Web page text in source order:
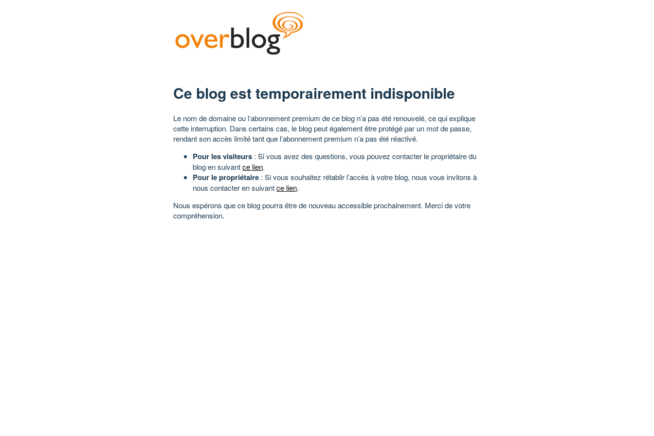
Ce blog est temporairement indisponible
Le nom de domaine ou l’abonnement premium de ce blog n’a pas été renouvelé, ce qui explique
cette interruption. Dans certains cas, le blog peut également être protégé par un mot de passe,
rendant son accès limité tant que l’abonnement premium n’a pas été réactivé.
Pour les visiteurs : Si vous avez des questions, vous pouvez contacter le propriétaire du
blog en suivantce lien.
Pour le propriétaire : Si vous souhaitez rétablir l’accès à votre blog, nous vous invitons à
nous contacter en suivantce lien.
Nous espérons que ce blog pourra être de nouveau accessible prochainement. Merci de votre
compréhension.